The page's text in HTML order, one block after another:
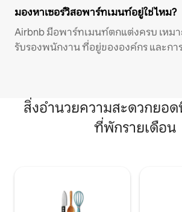
มองหาเซอร์วิสอพาร์ทเมนท์อยู่ใช่ไหม?
Airbnb มีอพาร์ทเมนท์ตกแต่งครบ เหม
รับรองพนักงาน ที่อยู่ขององค์กร และกา
สิ่งอำนวยความสะดวกยอ
ที่พักรายเดือน